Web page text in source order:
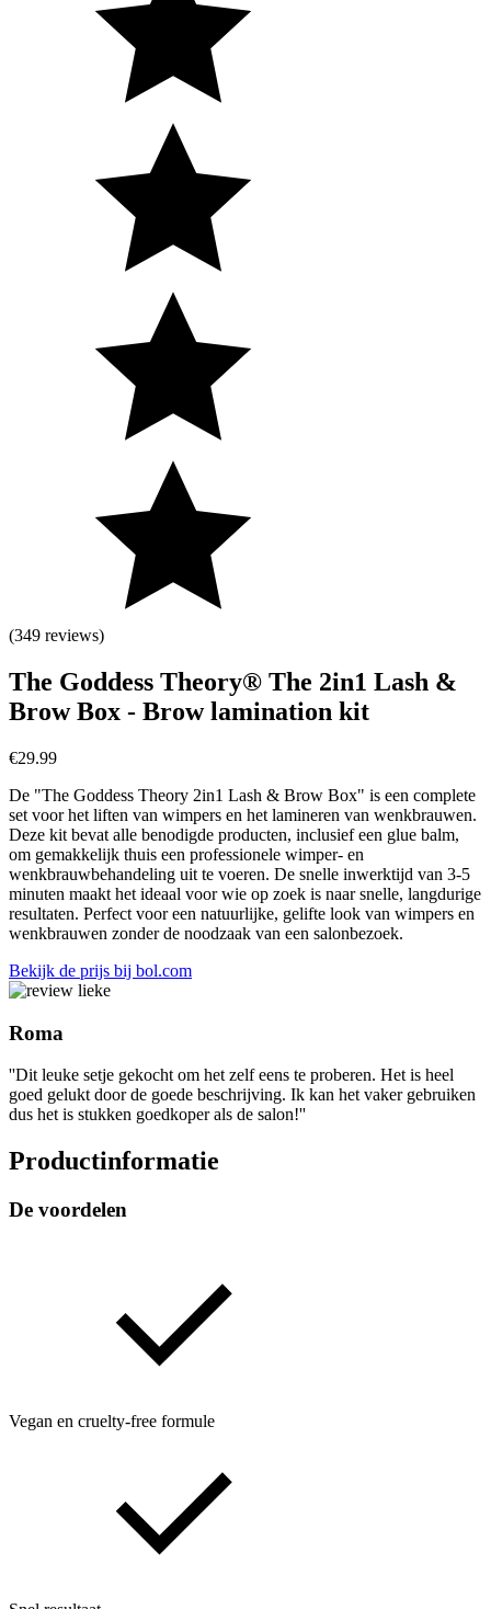
(349 reviews)
The Goddess Theory® The 2in1 Lash &
Brow Box - Brow lamination kit
€29.99
De "The Goddess Theory 2in1 Lash & Brow Box" is een complete
set voor het liften van wimpers en het lamineren van wenkbrauwen.
Deze kit bevat alle benodigde producten, inclusief een glue balm,
om gemakkelijk thuis een professionele wimper- en
wenkbrauwbehandeling uit te voeren. De snelle inwerktijd van 3-5
minuten maakt het ideaal voor wie op zoek is naar snelle, langdurige
resultaten. Perfect voor een natuurlijke, gelifte look van wimpers en
wenkbrauwen zonder de noodzaak van een salonbezoek.
Bekijk de prijs bij bol.com
Roma
''Dit leuke setje gekocht om het zelf eens te proberen. Het is heel
goed gelukt door de goede beschrijving. Ik kan het vaker gebruiken
dus het is stukken goedkoper als de salon!''
Productinformatie
De voordelen
Vegan en cruelty‑free formule